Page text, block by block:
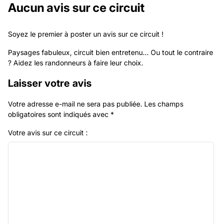
Aucun avis sur ce circuit
Soyez le premier à poster un avis sur ce circuit !
Paysages fabuleux, circuit bien entretenu... Ou tout le contraire
? Aidez les randonneurs à faire leur choix.
Laisser votre avis
Votre adresse e-mail ne sera pas publiée. Les champs
obligatoires sont indiqués avec *
Votre avis sur ce circuit :